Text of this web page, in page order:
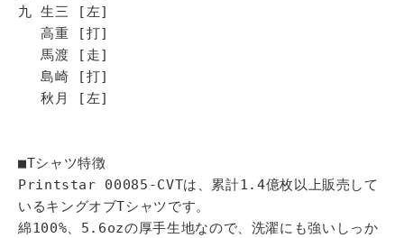
九 生三 [左]
高重 [打]
馬渡 [走]
島崎 [打]
秋月 [左]
■Tシャツ特徴
Printstar 00085-CVTは、累計1.4億枚以上販売して
いるキングオブTシャツです。
綿100%、5.6ozの厚手生地なので、洗濯にも強いしっか